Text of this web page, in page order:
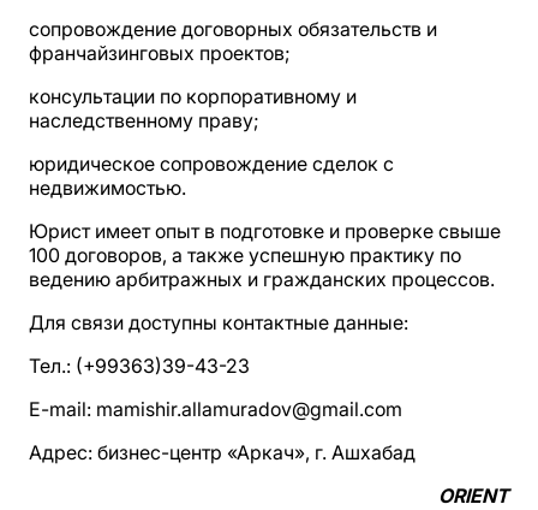
сопровождение договорных обязательств и
франчайзинговых проектов;
консультации по корпоративному и
наследственному праву;
юридическое сопровождение сделок с
недвижимостью.
Юрист имеет опыт в подготовке и проверке свыше
100 договоров, а также успешную практику по
ведению арбитражных и гражданских процессов.
Для связи доступны контактные данные:
Тел.: (+99363)39-43-23
E-mail: mamishir.allamuradov@gmail.com
Адрес: бизнес-центр «Аркач», г. Ашхабад
ORIENT